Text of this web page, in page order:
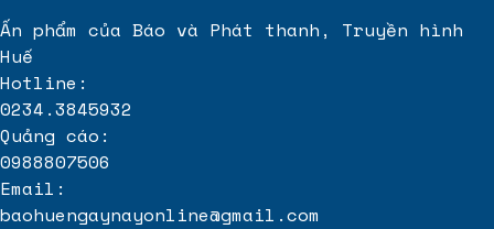
Ấn phẩm của Báo và Phát thanh, Truyền hình
Huế
Hotline:
0234.3845932
Quảng cáo:
0988807506
Email:
baohuengaynayonline@gmail.com